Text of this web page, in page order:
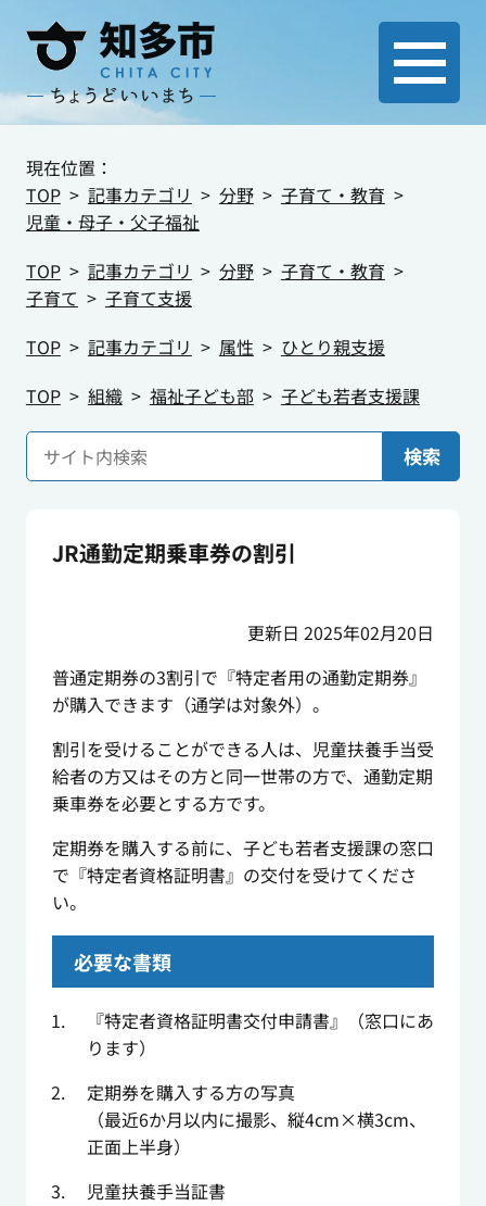
現在位置：
TOP
記事カテゴリ 分野
子育て・教育
児童・母子・父子福祉
TOP
記事カテゴリ 分野
子育て・教育
子育て
子育て支援
TOP
記事カテゴリ 属性
ひとり親支援
TOP
組織 福祉子ども部 子ども若者支援課
検索
JR通勤定期乗車券の割引
更新日 2025年02月20日
普通定期券の3割引で『特定者用の通勤定期券』
が購入できます（通学は対象外）。
割引を受けることができる人は、児童扶養手当受
給者の方又はその方と同一世帯の方で、通勤定期
乗車券を必要とする方です。
定期券を購入する前に、子ども若者支援課の窓口
で『特定者資格証明書』の交付を受けてくださ
い。
必要な書類
『特定者資格証明書交付申請書』（窓口にあ
ります）
定期券を購入する方の写真
（最近6か月以内に撮影、縦4cm×横3cm、
正面上半身）
児童扶養手当証書